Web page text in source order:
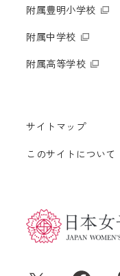
附属豊明小学校
附属中学校
附属高等学校
サイトマップ
このサイトについて